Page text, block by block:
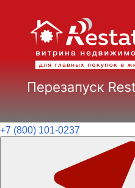
+7 (800) 101-0237